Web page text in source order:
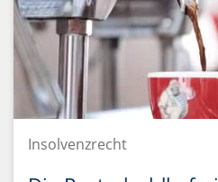
Insolvenzrecht